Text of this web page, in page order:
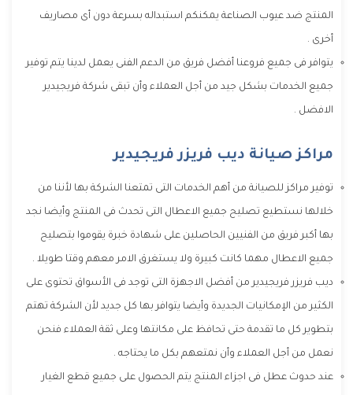
المنتج ضد عيوب الصناعة يمكنكم استبداله بسرعة دون أى مصاريف
أخرى .
يتوافر فى جميع فروعنا أفضل فريق من الدعم الفنى يعمل لدينا يتم توفير
جميع الخدمات بشكل جيد من أجل العملاء وأن تبقى شركة فريجيدير
الافضل .
مراكز صيانة ديب فريزر فريجيدير
توفير مراكز للصيانة من أهم الخدمات التى تمتعنا الشركة بها لأننا من
خلالها نستطيع تصليح جميع الاعطال التى تحدث فى المنتج وأيضا نجد
بها أكبر فريق من الفنيين الحاصلين على شهادة خبرة يقوموا بتصليح
جميع الاعطال مهما كانت كبيرة ولا يستغرق الامر معهم وقتا طويلا .
ديب فريزر فريجيدير من أفضل الاجهزة التى توجد فى الأسواق تحتوى على
الكثير من الإمكانيات الجديدة وأيضا يتوافر بها كل جديد لأن الشركة تهتم
بتطوير كل ما تقدمة حتى تحافظ على مكانتها وعلى ثقة العملاء فنحن
نعمل من أجل العملاء وأن نمتعهم بكل ما يحتاجه .
عند حدوث عطل فى اجزاء المنتج يتم الحصول على جميع قطع الغيار